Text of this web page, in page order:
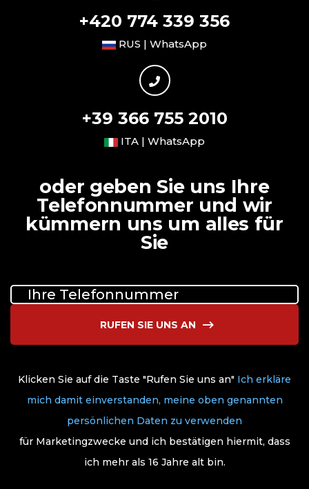
+420 774 339 356
RUS | WhatsApp
+39 366 755 2010
ITA | WhatsApp
oder geben Sie uns Ihre
Telefonnummer und wir
kümmern uns um alles für
Sie
RUFEN SIE UNS AN
Klicken Sie auf die Taste "Rufen Sie uns an" Ich erkläre
mich damit einverstanden, meine oben genannten
persönlichen Daten zu verwenden
für Marketingzwecke und ich bestätigen hiermit, dass
ich mehr als 16 Jahre alt bin.